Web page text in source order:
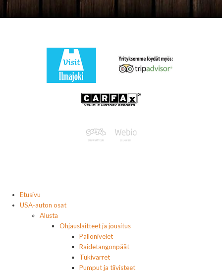
Etusivu
USA-auton osat
Alusta
Ohjauslaitteet ja jousitus
Pallonivelet
Raidetangonpäät
Tukivarret
Pumput ja tiivisteet